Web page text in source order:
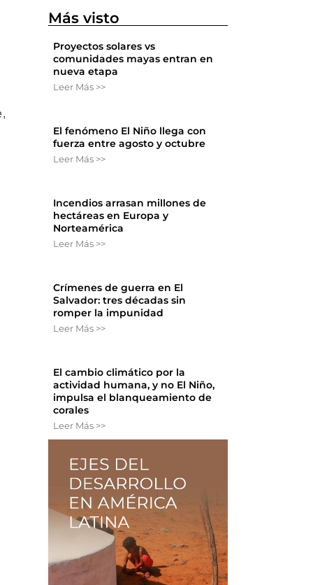
Más visto
Proyectos solares vs
comunidades mayas entran en
nueva etapa
Leer Más >>
El fenómeno El Niño llega con
fuerza entre agosto y octubre
Leer Más >>
Incendios arrasan millones de
hectáreas en Europa y
Norteamérica
Leer Más >>
Crímenes de guerra en El
Salvador: tres décadas sin
romper la impunidad
Leer Más >>
El cambio climático por la
actividad humana, y no El Niño,
impulsa el blanqueamiento de
corales
Leer Más >>